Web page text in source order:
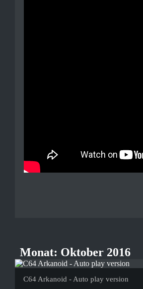
Monat: Oktober 2016
C64 Arkanoid - Auto play version